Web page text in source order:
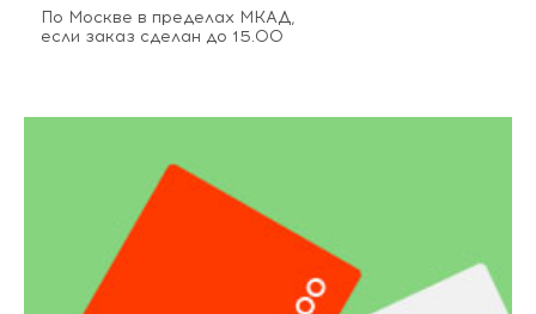
По Москве в пределах МКАД,
если заказ сделан до 15.00